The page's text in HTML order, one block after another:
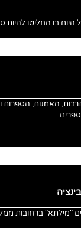
היום בו החליטו להיות
האמנות, הספרות
"מילתא" ברחובות